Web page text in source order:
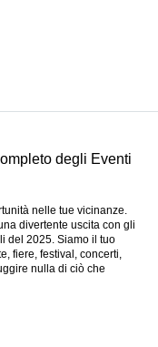
degli Eventi
nelle tue vicinanze.
divertente uscita con gli
del 2025. Siamo il tuo
fiere, festival, concerti,
nulla di ciò che